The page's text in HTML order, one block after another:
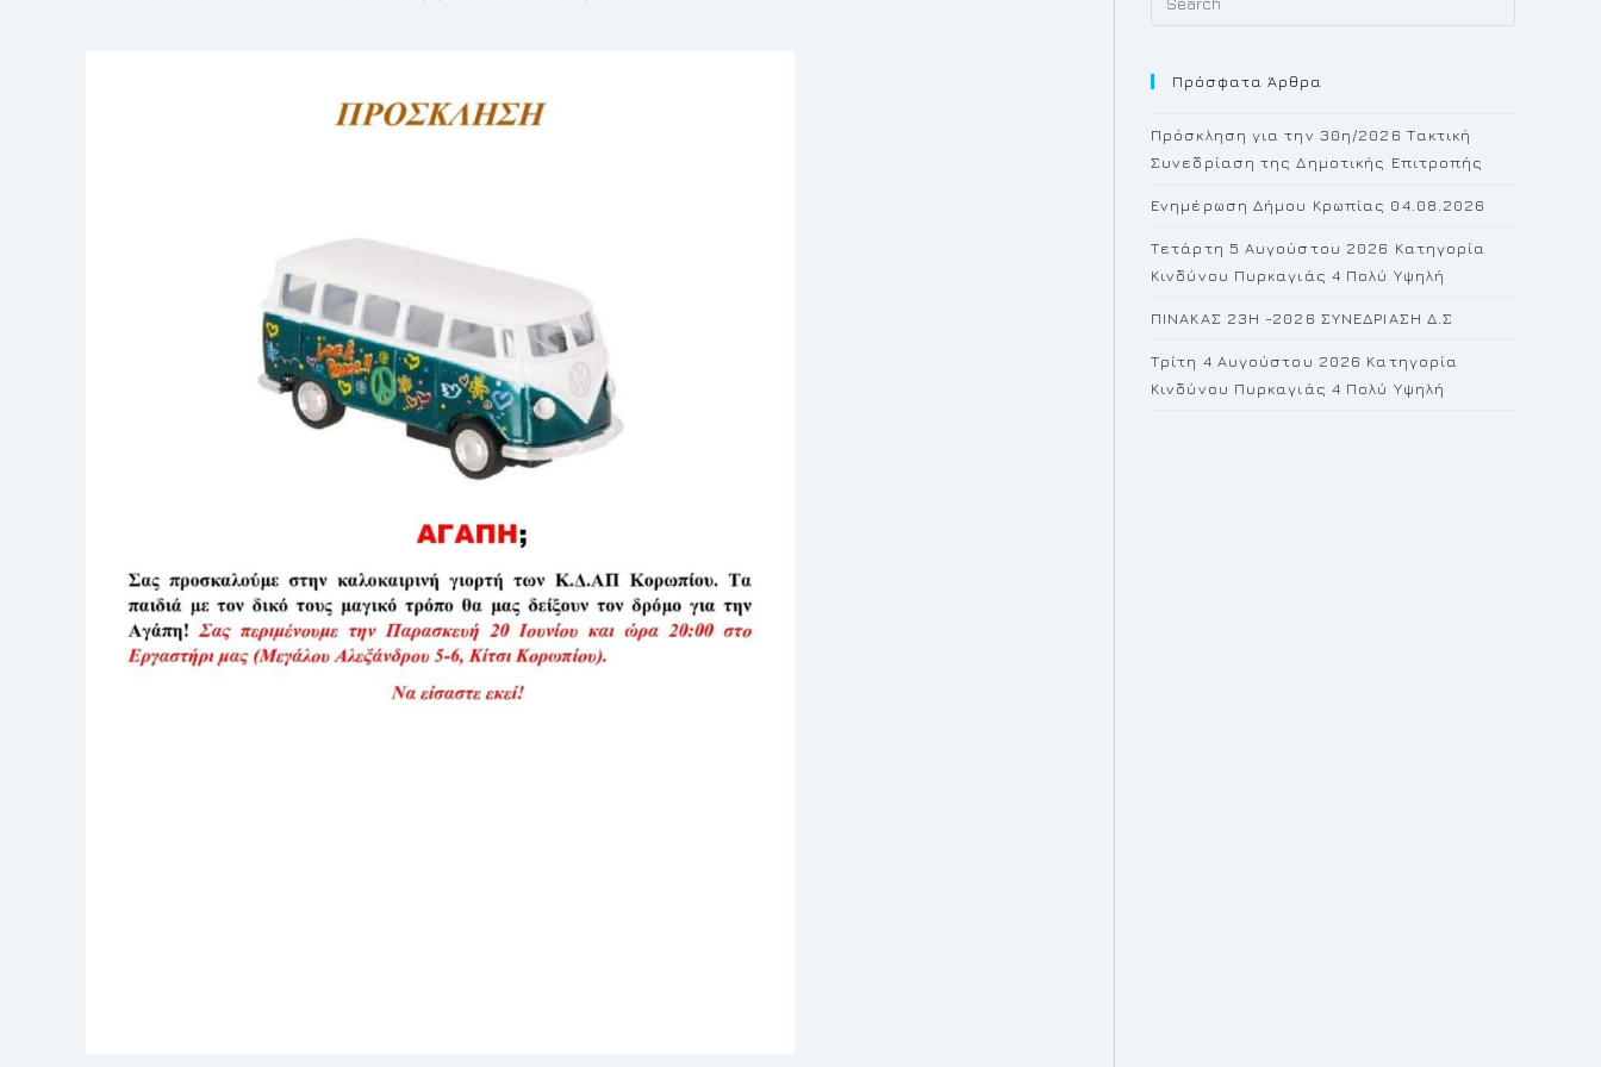
Escape
Πρόσφατα Άρθρα
Πρόσκληση για την 30η/2026 Τακτική
Συνεδρίαση της Δημοτικής Επιτροπής
Ενημέρωση Δήμου Κρωπίας 04.08.2026
Τετάρτη 5 Αυγούστου 2026 Κατηγορία
Κινδύνου Πυρκαγιάς 4 Πολύ Υψηλή
ΠΙΝΑΚΑΣ 23H -2026 ΣΥΝΕΔΡΙΑΣΗ Δ.Σ
Τρίτη 4 Αυγούστου 2026 Κατηγορία
Κινδύνου Πυρκαγιάς 4 Πολύ Υψηλή